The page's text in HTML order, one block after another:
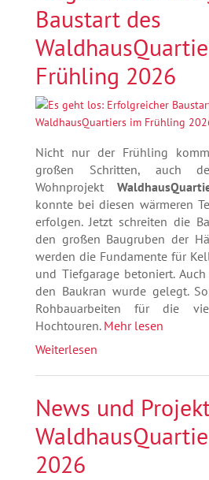
Baustart des
Frühling 2026
Nicht nur der Frühling
großen Schritten, auch
Wohnprojekt
konnte bei diesen wärmeren
erfolgen. Jetzt schreiten die
den großen Baugruben der
werden die Fundamente für
und Tiefgarage betoniert.
den Baukran wurde gelegt.
Rohbauarbeiten für die
Hochtouren. Mehr lesen
Weiterlesen
News und
2026